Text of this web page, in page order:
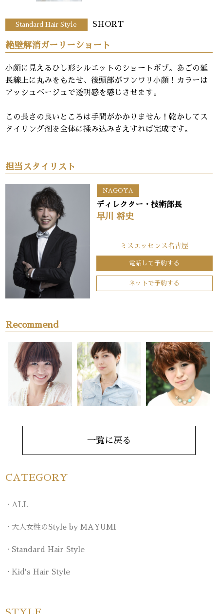
Standard Hair Style SHORT
絶壁解消ガーリーショート
小顔に見えるひし形シルエットのショートボブ。あごの延
長線上に丸みをもたせ、後頭部がフンワリ小顔！カラーは
アッシュベージュで透明感を感じさせます。
この長さの良いところは手間がかかりません！乾かしてス
タイリング剤を全体に揉み込みさえすれば完成です。
担当スタイリスト
NAGOYA
ディレクター・技術部長
早川 将史
ミスエッセンス名古屋
電話して予約する
ネットで予約する
Recommend
一覧に戻る
CATEGORY
ALL
大人女性のStyle by MAYUMI
Standard Hair Style
Kid's Hair Style
STYLE